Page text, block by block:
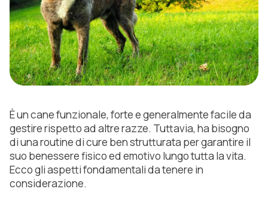
È un cane funzionale, forte e generalmente facile da
gestire rispetto ad altre razze. Tuttavia, ha bisogno
di una routine di cure ben strutturata per garantire il
suo benessere fisico ed emotivo lungo tutta la vita.
Ecco gli aspetti fondamentali da tenere in
considerazione.